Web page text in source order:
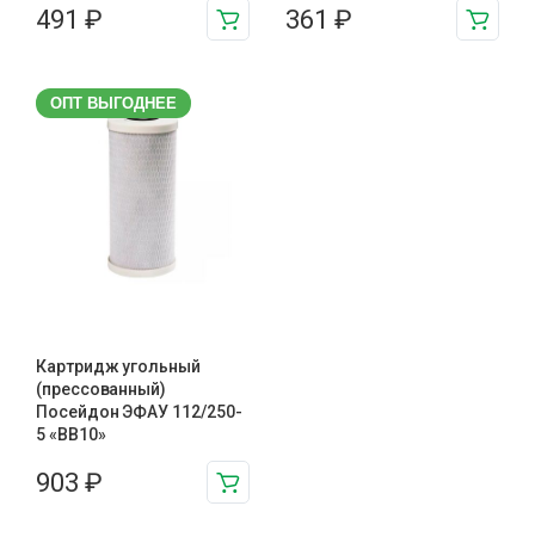
491 ₽ 361 ₽
ОПТ ВЫГОДНЕЕ
Картридж угольный
(прессованный)
Посейдон ЭФАУ 112/250-
5 «BB10»
903 ₽